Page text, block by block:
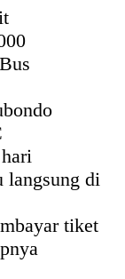
langsung di
tiket